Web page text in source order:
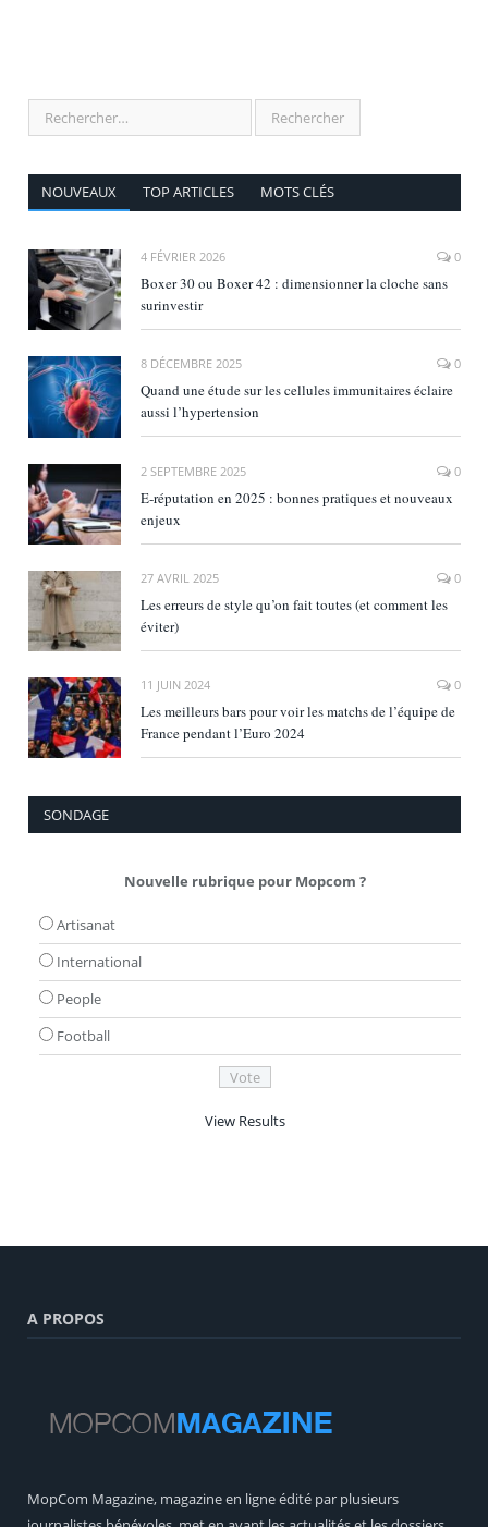
NOUVEAUX TOP ARTICLES MOTS CLÉS
4 FÉVRIER 2026 0
Boxer 30 ou Boxer 42 : dimensionner la cloche sans
surinvestir
8 DÉCEMBRE 2025 0
Quand une étude sur les cellules immunitaires éclaire
aussi l’hypertension
2 SEPTEMBRE 2025 0
E‑réputation en 2025 : bonnes pratiques et nouveaux
enjeux
27 AVRIL 2025 0
Les erreurs de style qu’on fait toutes (et comment les
éviter)
11 JUIN 2024 0
Les meilleurs bars pour voir les matchs de l’équipe de
France pendant l’Euro 2024
SONDAGE
Nouvelle rubrique pour Mopcom ?
Artisanat
International
People
Football
View Results
A PROPOS
MopCom Magazine, magazine en ligne édité par plusieurs